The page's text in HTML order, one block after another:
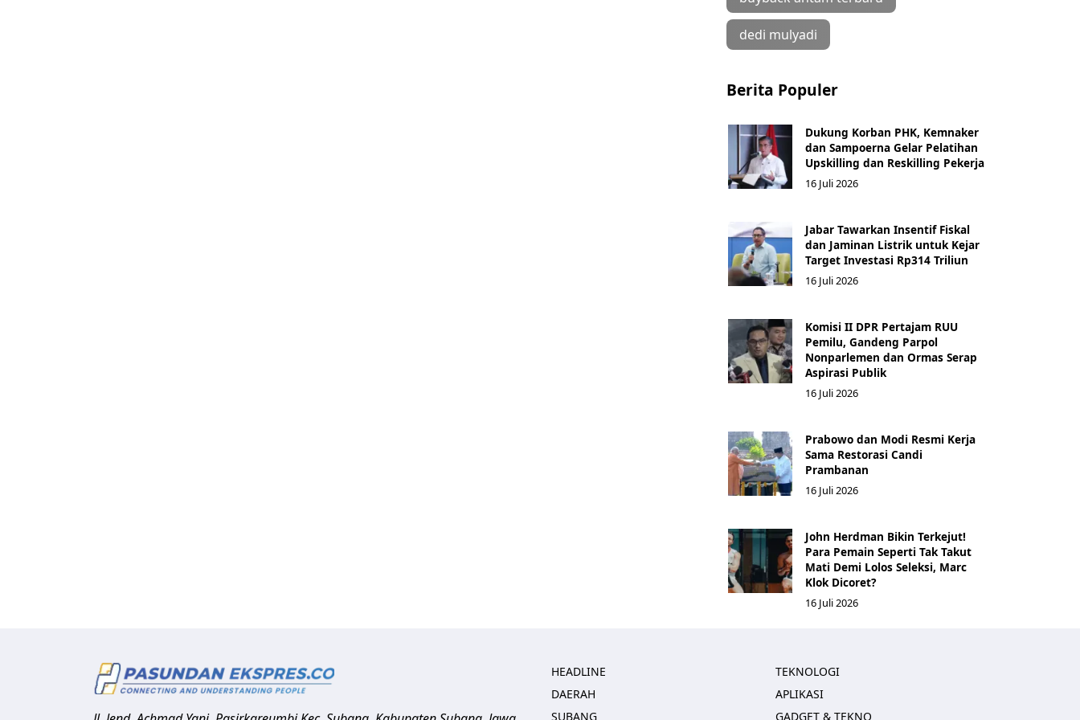
dedi mulyadi
Berita Populer
Dukung Korban PHK, Kemnaker
dan Sampoerna Gelar Pelatihan
Upskilling dan Reskilling Pekerja
16 Juli 2026
Jabar Tawarkan Insentif Fiskal
dan Jaminan Listrik untuk Kejar
Target Investasi Rp314 Triliun
16 Juli 2026
Komisi II DPR Pertajam RUU
Pemilu, Gandeng Parpol
Nonparlemen dan Ormas Serap
Aspirasi Publik
16 Juli 2026
Prabowo dan Modi Resmi Kerja
Sama Restorasi Candi
Prambanan
16 Juli 2026
John Herdman Bikin Terkejut!
Para Pemain Seperti Tak Takut
Mati Demi Lolos Seleksi, Marc
Klok Dicoret?
16 Juli 2026
HEADLINE
DAERAH
SUBANG
TEKNOLOGI
APLIKASI
GADGET & TEKNO